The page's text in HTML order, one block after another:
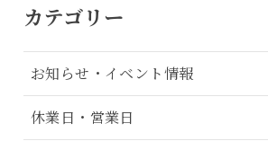
カテゴリー
お知らせ・イベント情報
休業日・営業日